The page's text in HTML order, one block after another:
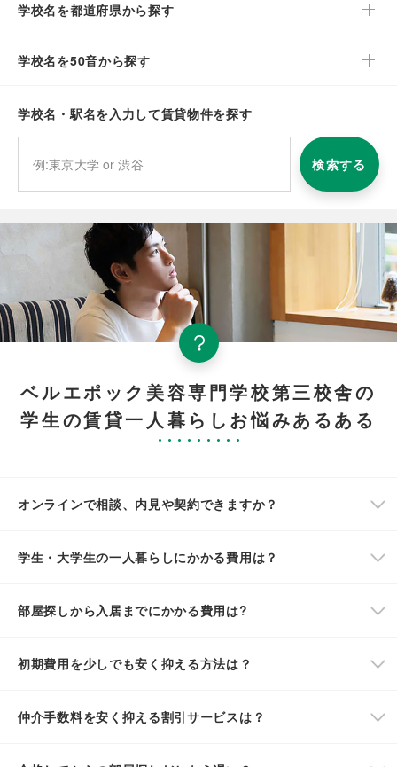
学校名を都道府県から探す
学校名を50音から探す
学校名・駅名を入力して賃貸物件を探す
検索する
ベルエポック美容専門学校第三校舎の
学生の賃貸一人暮らしお悩みあるある
オンラインで相談、内見や契約できますか？
学生・大学生の一人暮らしにかかる費用は？
部屋探しから入居までにかかる費用は?
初期費用を少しでも安く抑える方法は？
仲介手数料を安く抑える割引サービスは？